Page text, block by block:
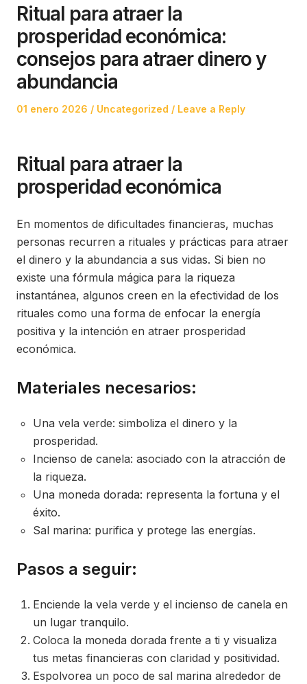
Ritual para atraer la
prosperidad económica:
consejos para atraer dinero y
abundancia
Posted
01 enero 2026
Posted
Uncategorized Leave a Reply
Ritual para atraer la
prosperidad económica
En momentos de dificultades financieras, muchas
personas recurren a rituales y prácticas para atraer
el dinero y la abundancia a sus vidas. Si bien no
existe una fórmula mágica para la riqueza
instantánea, algunos creen en la efectividad de los
rituales como una forma de enfocar la energía
positiva y la intención en atraer prosperidad
económica.
Materiales necesarios:
Una vela verde: simboliza el dinero y la
prosperidad.
Incienso de canela: asociado con la atracción de
la riqueza.
Una moneda dorada: representa la fortuna y el
éxito.
Sal marina: purifica y protege las energías.
Pasos a seguir:
Enciende la vela verde y el incienso de canela en
un lugar tranquilo.
Coloca la moneda dorada frente a ti y visualiza
tus metas financieras con claridad y positividad.
Espolvorea un poco de sal marina alrededor de